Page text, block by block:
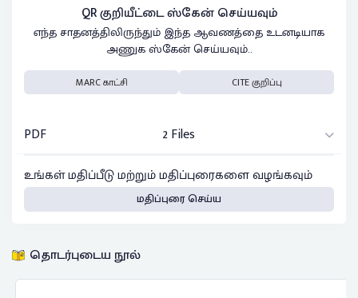
QR குறியீட்டை ஸ்கேன் செய்யவும்
எந்த சாதனத்திலிருந்தும் இந்த ஆவணத்தை உடனடியாக
அணுக ஸ்கேன் செய்யவும்..
MARC காட்சி CITE குறிப்பு
PDF
2 Files
உங்கள் மதிப்பீடு மற்றும் மதிப்புரைகளை வழங்கவும்
மதிப்புரை செய்ய
தொடர்புடைய நூல்